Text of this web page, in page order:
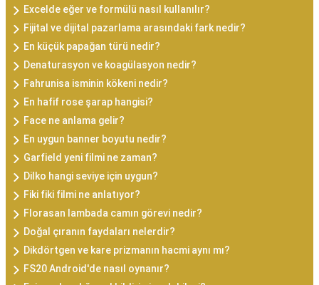
Excelde eğer ve formülü nasıl kullanılır?
Fijital ve dijital pazarlama arasındaki fark nedir?
En küçük papağan türü nedir?
Denaturasyon ve koagülasyon nedir?
Fahrunisa isminin kökeni nedir?
En hafif rose şarap hangisi?
Face ne anlama gelir?
En uygun banner boyutu nedir?
Garfield yeni filmi ne zaman?
Dilko hangi seviye için uygun?
Fiki fiki filmi ne anlatıyor?
Florasan lambada camın görevi nedir?
Doğal çıranın faydaları nelerdir?
Dikdörtgen ve kare prizmanın hacmi aynı mı?
FS20 Android'de nasıl oynanır?